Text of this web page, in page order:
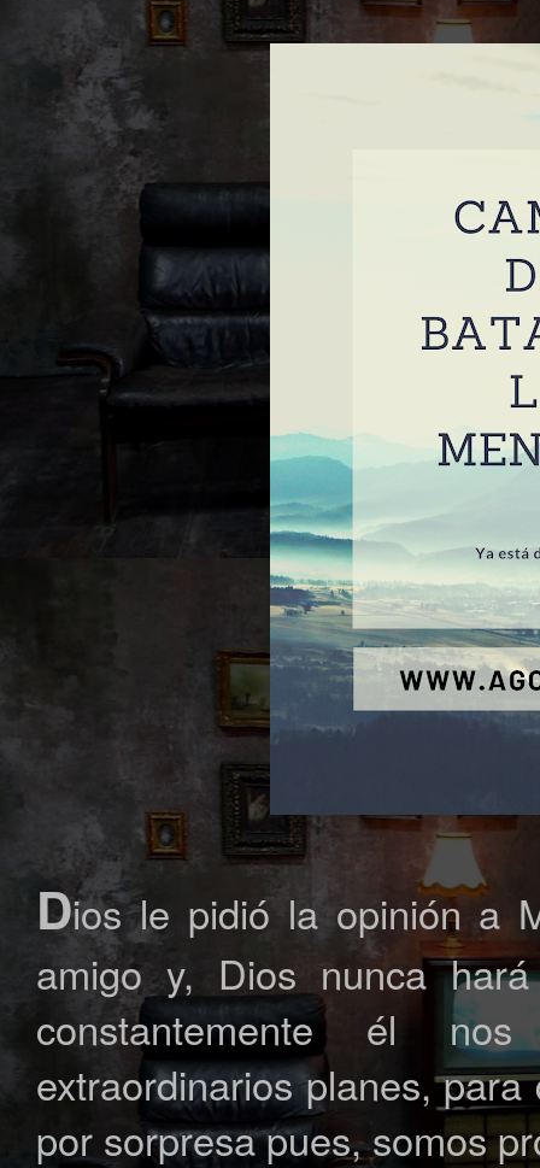
Dios le pidió la opinión a
amigo y, Dios nunca
constantemente él
extraordinarios planes,
por sorpresa pues, somos